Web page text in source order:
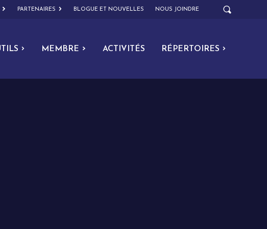
PARTENAIRES BLOGUE ET NOUVELLES NOUS JOINDRE
MEMBRE ACTIVITÉS RÉPERTOIRES